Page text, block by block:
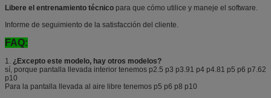
Libere el entrenamiento técnico para que cómo utilice y maneje el software.
Informe de seguimiento de la satisfacción del cliente.
FAQ:
1. ¿Excepto este modelo, hay otros modelos?
sí, porque pantalla llevada interior tenemos p2.5 p3 p3.91 p4 p4.81 p5 p6 p7.62
p10
Para la pantalla llevada al aire libre tenemos p5 p6 p8 p10